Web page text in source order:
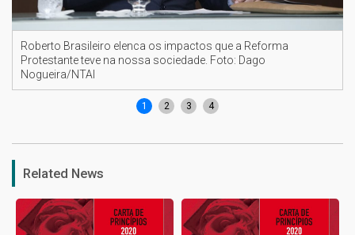
Roberto Brasileiro elenca os impactos que a Reforma
Protestante teve na nossa sociedade. Foto: Dago
Nogueira/NTAI
1 2 3 4
Related News